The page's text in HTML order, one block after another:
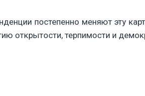
постепенно меняют эту
открытости, терпимости и